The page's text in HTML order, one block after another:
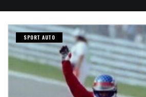
SPORT AUTO